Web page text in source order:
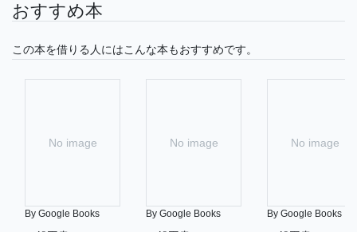
おすすめ本
この本を借りる人にはこんな本もおすすめです。
No image
By Google Books
No image
By Google Books
No image
By Google Books